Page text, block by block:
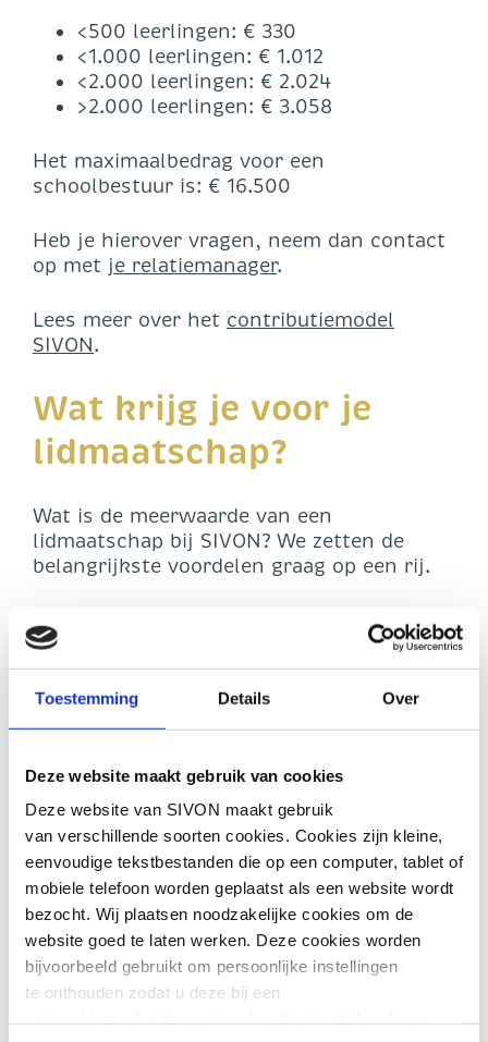
Toestemming Details Over
Deze website maakt gebruik van cookies
Deze website van SIVON maakt gebruik
van verschillende soorten cookies. Cookies zijn kleine,
eenvoudige tekstbestanden die op een computer, tablet of
mobiele telefoon worden geplaatst als een website wordt
bezocht. Wij plaatsen noodzakelijke cookies om de
website goed te laten werken. Deze cookies worden
bijvoorbeeld gebruikt om persoonlijke instellingen
te onthouden zodat u deze bij een
<500 leerlingen: € 330
<1.000 leerlingen: € 1.012
<2.000 leerlingen: € 2.024
>2.000 leerlingen: € 3.058
Het maximaalbedrag voor een
schoolbestuur is: € 16.500
Heb je hierover vragen, neem dan contact
op met je relatiemanager.
Lees meer over het contributiemodel
SIVON.
Wat krijg je voor je
lidmaatschap?
Wat is de meerwaarde van een
lidmaatschap bij SIVON? We zetten de
belangrijkste voordelen graag op een rij.
regelgeving op het gebied van
informatiebeveiliging en privacy. Zo
weet je bijvoorbeeld dat je met Veilig
inkoop. Door samen in te kopen,
kwaliteit én prijs. Het geld dat je
bespaart, kun je inzetten voor wat er
echt toe doet: goed onderwijs.
Minder risico’s door solide
contracten. We sluiten namens onze
leden betrouwbare contracten af met
leveranciers. Bij het niet naleven van
het contract, adviseren wij het
schoolbestuur.